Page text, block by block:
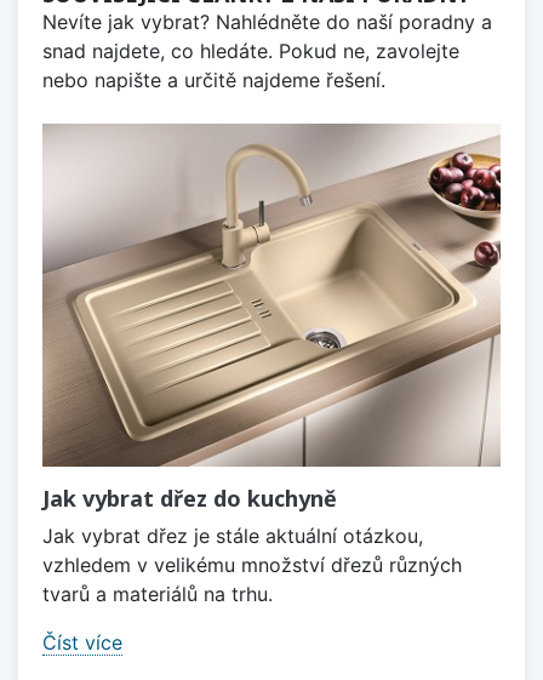
Nevíte jak vybrat? Nahlédněte do naší poradny a
snad najdete, co hledáte. Pokud ne, zavolejte
nebo napište a určitě najdeme řešení.
Jak vybrat dřez do kuchyně
Jak vybrat dřez je stále aktuální otázkou,
vzhledem v velikému množství dřezů různých
tvarů a materiálů na trhu.
Číst více